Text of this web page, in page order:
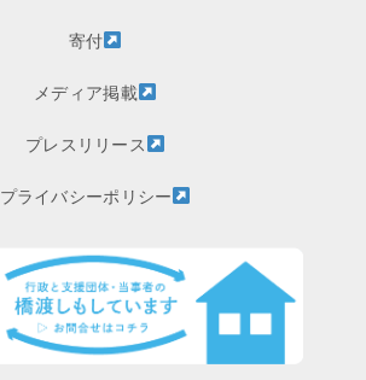
寄付
メディア掲載
プレスリリース
プライバシーポリシー